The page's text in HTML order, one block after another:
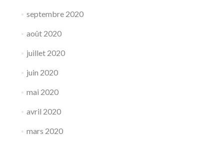
septembre 2020
août 2020
juillet 2020
juin 2020
mai 2020
avril 2020
mars 2020